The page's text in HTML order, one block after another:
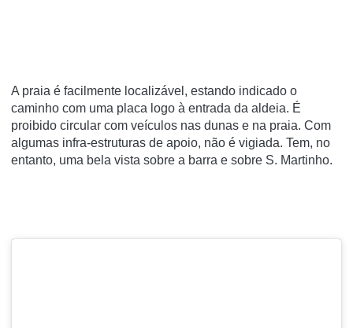
A praia é facilmente localizável, estando indicado o
caminho com uma placa logo à entrada da aldeia. É
proibido circular com veículos nas dunas e na praia. Com
algumas infra-estruturas de apoio, não é vigiada. Tem, no
entanto, uma bela vista sobre a barra e sobre S. Martinho.